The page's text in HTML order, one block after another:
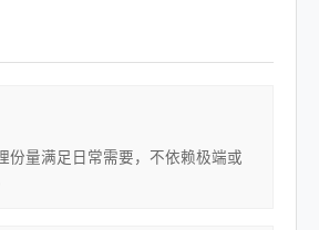
份量满足日常需要，不依赖极端或